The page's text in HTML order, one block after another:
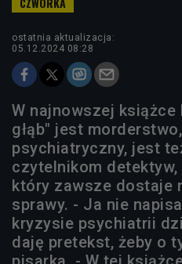
ostatnia aktualizacja:
05.12.2024 08:28
W najnowszej książce
głąb" jest
psychiatryczny, jest
czytelnikom detektyw,
który zawsze dostaje
sprawy. - Ja nie
kryzysie psychiatrii
daję pretekst, żeby o